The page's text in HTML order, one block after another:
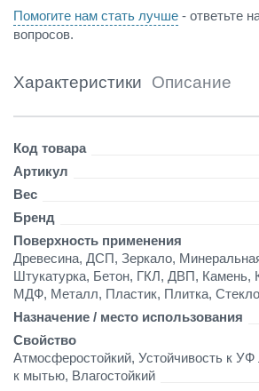
E
4
3
г
е
ы
й
Помогите нам стать лучше - ответьте
вопросов.
Характеристики Описание
Детали
Код товара
Артикул
Вес
Бренд
Поверхность применения
Древесина, ДСП, Зеркало,
Штукатурка, Бетон, ГКЛ, ДВП, Камень,
МДФ, Металл, Пластик, Плитка, Стекло
Назначение / место использования
Свойство
Атмосферостойкий, Устойчивость к
к мытью, Влагостойкий